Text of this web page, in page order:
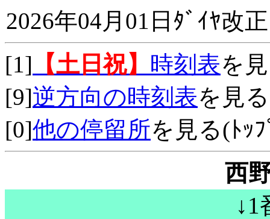
2026年04月01日ﾀﾞｲﾔ改正
[1] 【土日祝】 時刻表を
[9]逆方向の時刻表を見る
[0]他の停留所を見る(ﾄｯ
西
↓1